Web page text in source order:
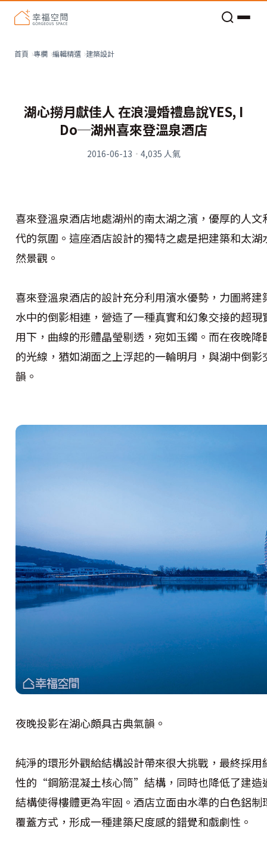
首頁 專欄 編輯精選 建築設計
湖心撈月獻佳人 在浪漫婚禮島說YES, I
Do─湖州喜來登溫泉酒店
2016-06-13 · 4,035 人氣
喜來登溫泉酒店地處湖州的南太湖之濱，優厚的人
代的氛圍。這座酒店設計的獨特之處是把建築和太
然景觀。
喜來登溫泉酒店的設計充分利用濱水優勢，力圖將
水中的倒影相連，營造了一種真實和幻象交接的超
用下，曲線的形體晶瑩剔透，宛如玉鐲。而在夜晚
的光線，猶如湖面之上浮起的一輪明月，與湖中倒
韻。
夜晚投影在湖心頗具古典氣韻。
純淨的環形外觀給結構設計帶來很大挑戰，最終採
性的“鋼筋混凝土核心筒”結構，同時也降低了建造
結構使得樓體更為牢固。酒店立面由水準的白色鋁
覆蓋方式，形成一種建築尺度感的錯覺和戲劇性。